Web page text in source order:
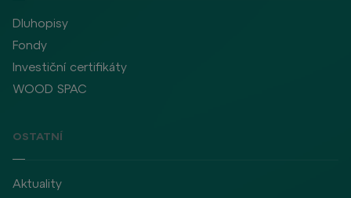
Dluhopisy
Fondy
Investiční certifikáty
WOOD SPAC
OSTATNÍ
Aktuality